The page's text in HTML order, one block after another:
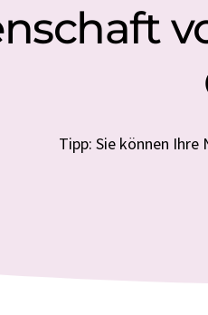
Tipp: Sie können Ihre